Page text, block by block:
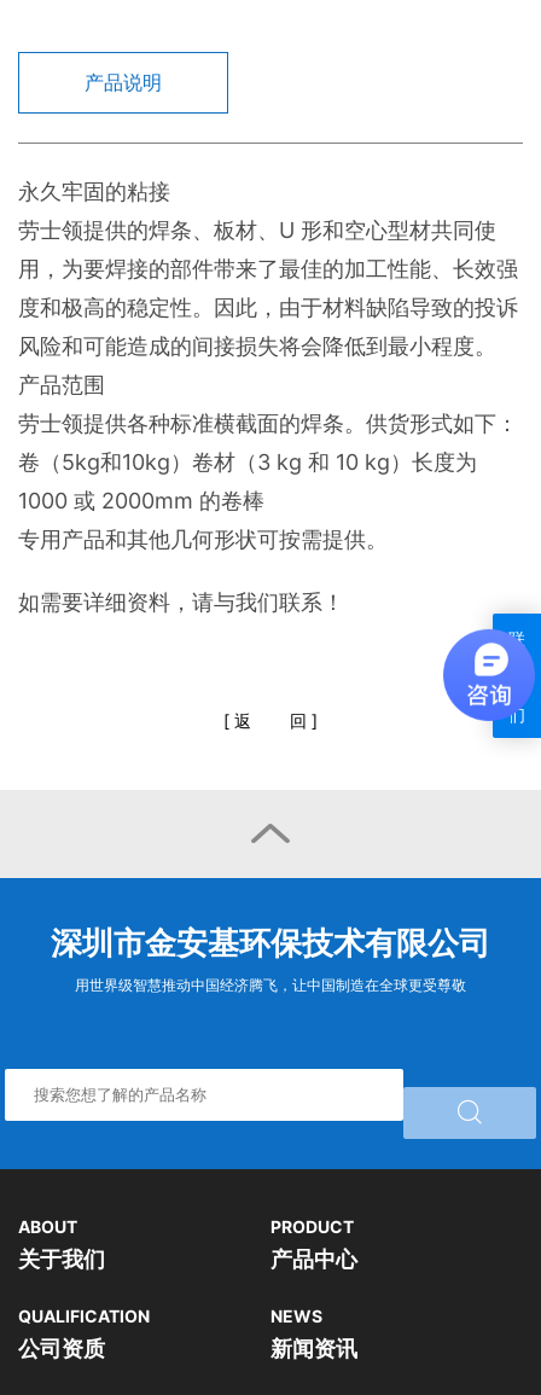
产品说明
永久牢固的粘接
劳士领提供的焊条、板材、U 形和空心型材共同使
用，为要焊接的部件带来了最佳的加工性能、长效强
度和极高的稳定性。因此，由于材料缺陷导致的投诉
风险和可能造成的间接损失将会降低到最小程度。
产品范围
劳士领提供各种标准横截面的焊条。供货形式如下：
卷（5kg和10kg）卷材（3 kg 和 10 kg）长度为
1000 或 2000mm 的卷棒
专用产品和其他几何形状可按需提供。
如需要详细资料，请与我们联系！
[ 返 回 ]

深圳市金安基环保技术有限公司
用世界级智慧推动中国经济腾飞，让中国制造在全球更受尊敬

ABOUT
关于我们
PRODUCT
产品中心
QUALIFICATION
公司资质
NEWS
新闻资讯
联
我
们